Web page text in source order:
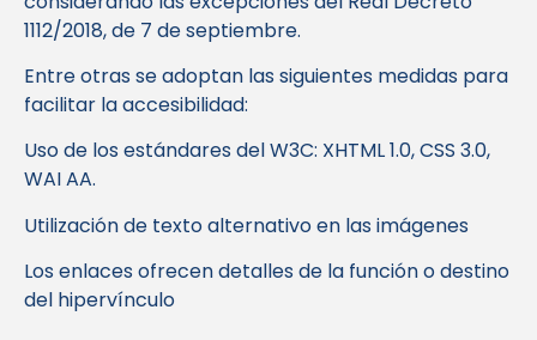
1112/2018, de 7 de septiembre.
Entre otras se adoptan las siguientes medidas para
facilitar la accesibilidad:
Uso de los estándares del W3C: XHTML 1.0, CSS 3.0,
WAI AA.
Utilización de texto alternativo en las imágenes
Los enlaces ofrecen detalles de la función o destino
del hipervínculo